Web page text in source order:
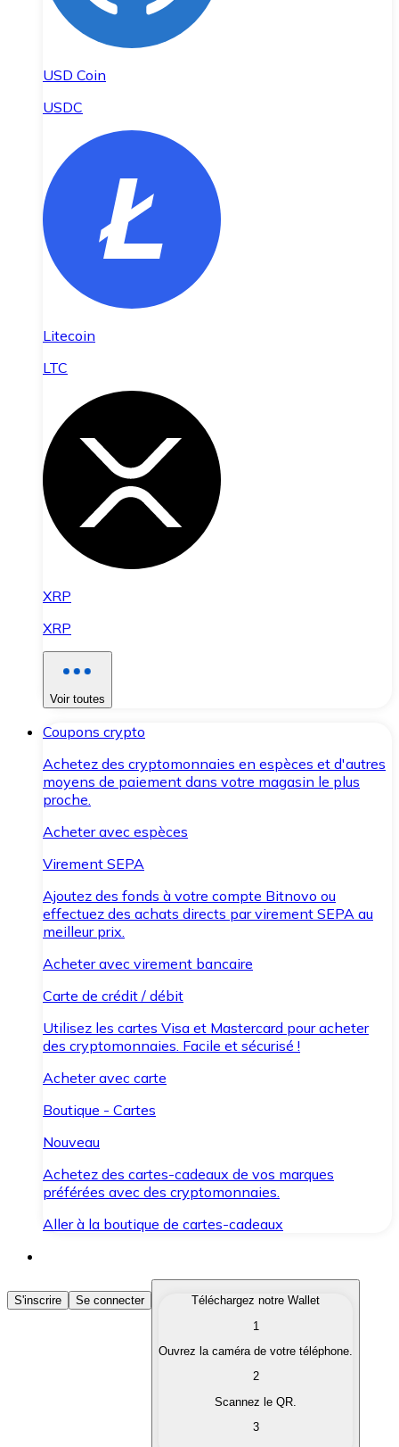
USD Coin
USDC
Litecoin
LTC
XRP
XRP
Voir toutes
Coupons crypto
Achetez des cryptomonnaies en espèces et d'autres
moyens de paiement dans votre magasin le plus
proche.
Acheter avec espèces
Virement SEPA
Ajoutez des fonds à votre compte Bitnovo ou
effectuez des achats directs par virement SEPA au
meilleur prix.
Acheter avec virement bancaire
Carte de crédit / débit
Utilisez les cartes Visa et Mastercard pour acheter
des cryptomonnaies. Facile et sécurisé !
Acheter avec carte
Boutique - Cartes
Nouveau
Achetez des cartes-cadeaux de vos marques
préférées avec des cryptomonnaies.
Aller à la boutique de cartes-cadeaux
Acheter des Cryptomonnaies
Achetez les cryptomonnaies qui vous intéressent
Convertissez vos cryptomonnaies en monnaie
S'inscrire Se connecter
Téléchargez notre Wallet
1
Ouvrez la caméra de votre téléphone.
2
Scannez le QR.
3